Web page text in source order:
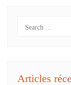
Articles